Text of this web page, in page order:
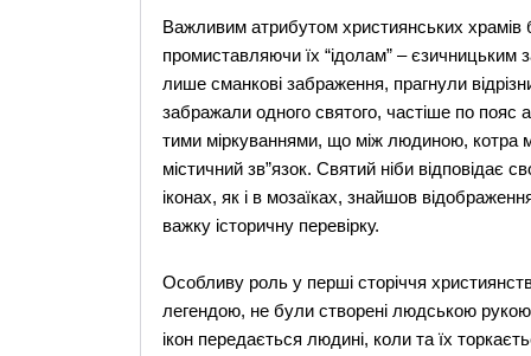
Важливим атрибутом християнських храмів
промиставляючи їх “ідолам” – єзичницьким
лише сманкові забраження, прагнули
забражали одного святого, частіше по
тими міркуваннями, що між людиною, котра
містичний зв”язок. Святий ніби відповідає
іконах, як і в мозаїках, знайшов
важку історичну перевірку.
Особливу роль у перші сторіччя християнства
легендою, не були створені людською
ікон передається людині, коли та їх